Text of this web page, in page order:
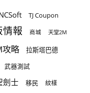
TJ Coupon
情報 商城 天堂2M
攻略 拉斯塔巴德
武器測試
劍士 移民 紋樣